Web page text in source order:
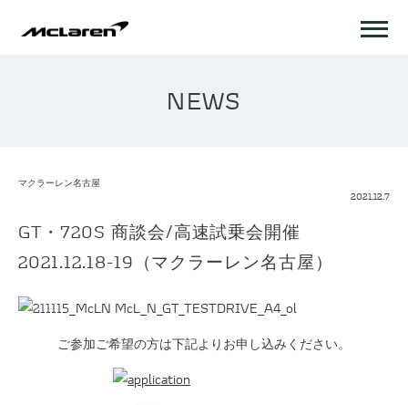
NEWS
マクラーレン名古屋
2021.12.7
GT・720S 商談会/高速試乗会開催
2021.12.18-19（マクラーレン名古屋）
ご参加ご希望の方は下記よりお申し込みください。